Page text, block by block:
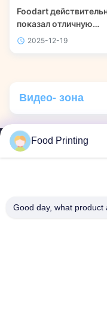
Foodart
показал отличную
выставку в Китае Ice
2025-12-19
Видео- зона
Все видео
Промышленный
Планшетный
Главная
контроль
Food Printing
Good day, what